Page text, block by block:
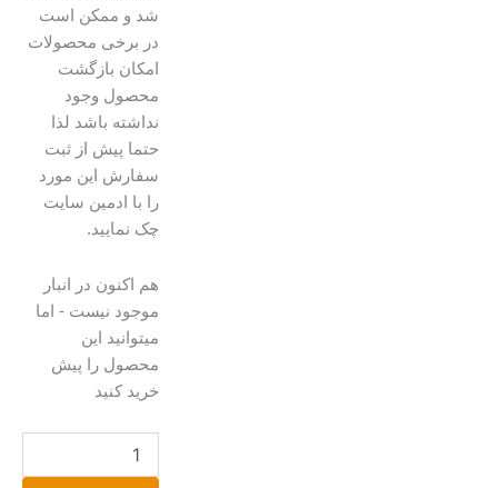
شد و ممکن است
در برخی محصولات
امکان بازگشت
محصول وجود
نداشته باشد لذا
حتما پیش از ثبت
سفارش این مورد
را با ادمین سایت
چک نمایید.
هم اکنون در انبار
موجود نیست - اما
میتوانید این
محصول را پیش
خرید کنید
لوستر